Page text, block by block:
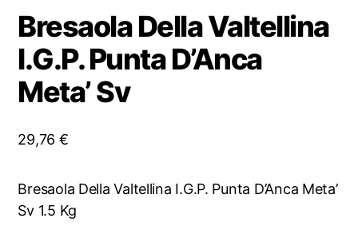
Bresaola Della Valtellina
I.G.P. Punta D’Anca
Meta’ Sv
29,76 €
Bresaola Della Valtellina I.G.P. Punta D’Anca Meta’
Sv 1.5 Kg